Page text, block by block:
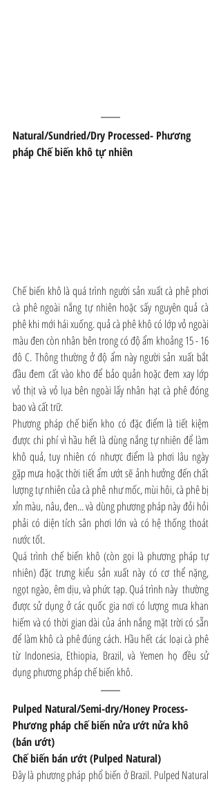
Natural/Sundried/Dry Processed- Phương
pháp Chế biến khô tự nhiên
Chế biến khô là quá trình người sản xuất cà phê phơi
cà phê ngoài nắng tự nhiên hoặc sấy nguyên quả cà
phê khi mới hái xuống. quả cà phê khô có lớp vỏ ngoài
màu đen còn nhân bên trong có độ ẩm khoảng 15 - 16
đô C. Thông thường ở độ ẩm này người sản xuất bắt
đầu đem cất vào kho để bảo quản hoặc đem xay lớp
vỏ thịt và vỏ lụa bên ngoài lấy nhân hạt cà phê đóng
bao và cất trữ.
Phương pháp chế biến kho có đặc điểm là tiết kiệm
được chi phí vì hầu hết là dùng nắng tự nhiên để làm
khô quả, tuy nhiên có nhược điểm là phơi lâu ngày
gặp mưa hoặc thời tiết ẩm ướt sẽ ảnh hưởng đến chất
lượng tự nhiên của cà phê như mốc, mùi hôi, cà phê bị
xỉn màu, nâu, đen... và dùng phương pháp này đỏi hỏi
phải có diện tích sân phơi lớn và có hệ thống thoát
nước tốt.
Quá trình chế biến khô (còn gọi là phương pháp tự
nhiên) đặc trưng kiểu sản xuất này có cơ thể nặng,
ngọt ngào, êm dịu, và phức tạp. Quá trình này  thường
được sử dụng ở các quốc gia nơi có lượng mưa khan
hiếm và có thời gian dài của ánh nắng mặt trời có sẵn
để làm khô cà phê đúng cách. Hầu hết các loại cà phê
từ Indonesia, Ethiopia, Brazil, và Yemen họ đều sử
dụng phương pháp chế biến khô.
Pulped Natural/Semi-dry/Honey Process-
Phương pháp chế biến nửa ướt nửa khô
(bán ướt)
Chế biến bán ướt (Pulped Natural)
Đây là phương pháp phổ biến ở Brazil. Pulped Natural